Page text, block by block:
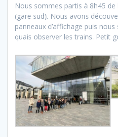
Nous sommes partis à 8h45 de
(gare sud). Nous avons
panneaux d’affichage puis
quais observer les trains. Petit